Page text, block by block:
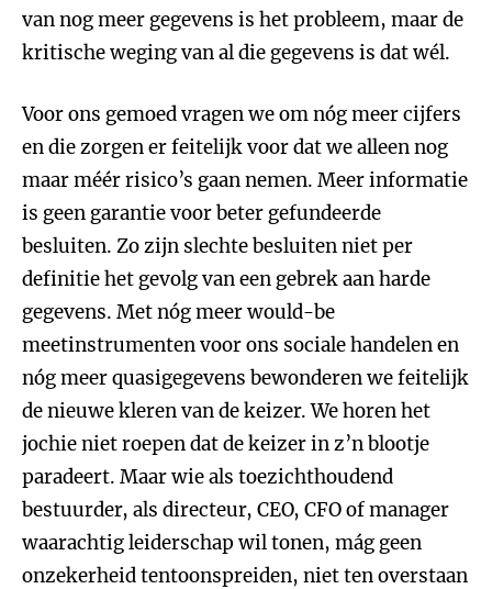
van nog meer gegevens is het probleem, maar de
kritische weging van al die gegevens is dat wél.
Voor ons gemoed vragen we om nóg meer cijfers
en die zorgen er feitelijk voor dat we alleen nog
maar méér risico’s gaan nemen. Meer informatie
is geen garantie voor beter gefundeerde
besluiten. Zo zijn slechte besluiten niet per
definitie het gevolg van een gebrek aan harde
gegevens. Met nóg meer would-be
meetinstrumenten voor ons sociale handelen en
nóg meer quasigegevens bewonderen we feitelijk
de nieuwe kleren van de keizer. We horen het
jochie niet roepen dat de keizer in z’n blootje
paradeert. Maar wie als toezichthoudend
bestuurder, als directeur, CEO, CFO of manager
waarachtig leiderschap wil tonen, mág geen
onzekerheid tentoonspreiden, niet ten overstaan